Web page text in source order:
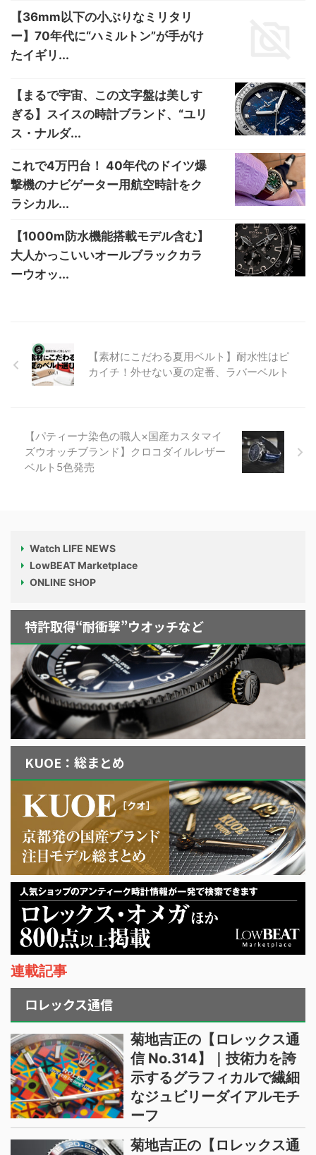
【36mm以下の小ぶりなミリタリ
ー】70年代に“ハミルトン”が手がけ
たイギリ...
【まるで宇宙、この文字盤は美しす
ぎる】スイスの時計ブランド、“ユリ
ス・ナルダ...
これで4万円台！ 40年代のドイツ爆
撃機のナビゲーター用航空時計をク
ラシカル...
【1000m防水機能搭載モデル含む】
大人かっこいいオールブラックカラ
ーウオッ...
【素材にこだわる夏用ベルト】耐水性はピ
カイチ！外せない夏の定番、ラバーベルト
【パティーナ染色の職人×国産カスタマイ
ズウオッチブランド】クロコダイルレザー
ベルト5色発売
Watch LIFE NEWS
LowBEAT Marketplace
ONLINE SHOP
特許取得“耐衝撃”ウオッチなど
KUOE：総まとめ
連載記事
ロレックス通信
菊地吉正の【ロレックス通
信 No.314】｜技術力を誇
示するグラフィカルで繊細
なジュビリーダイアルモチ
ーフ
菊地吉正の【ロレックス通